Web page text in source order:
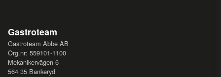
Gastroteam
Gastroteam Abbe AB
Org.nr: 559101-1100
Mekanikervägen 6
564 35 Bankeryd